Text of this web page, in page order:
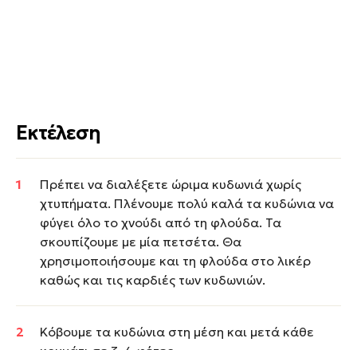
Εκτέλεση
Πρέπει να διαλέξετε ώριμα κυδωνιά χωρίς
χτυπήματα. Πλένουμε πολύ καλά τα κυδώνια να
φύγει όλο το χνούδι από τη φλούδα. Τα
σκουπίζουμε με μία πετσέτα. Θα
χρησιμοποιήσουμε και τη φλούδα στο λικέρ
καθώς και τις καρδιές των κυδωνιών.
Κόβουμε τα κυδώνια στη μέση και μετά κάθε